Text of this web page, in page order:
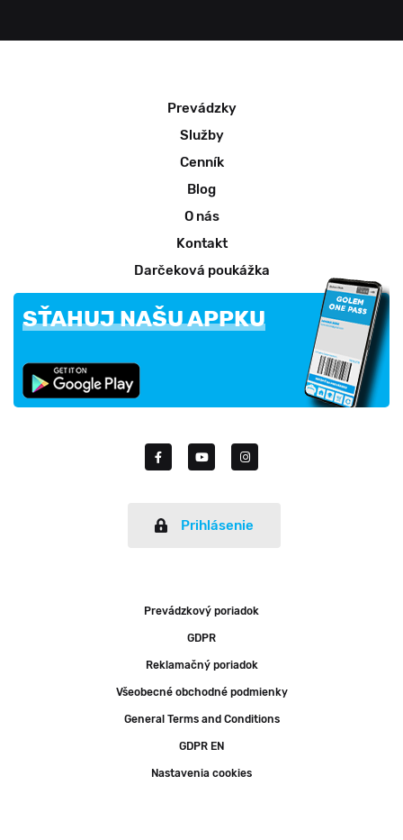
Prevádzky
Služby
Cenník
Blog
O nás
Kontakt
Darčeková poukážka
SŤAHUJ NAŠU APPKU
Prihlásenie
Prevádzkový poriadok
GDPR
Reklamačný poriadok
Všeobecné obchodné podmienky
General Terms and Conditions
GDPR EN
Nastavenia cookies